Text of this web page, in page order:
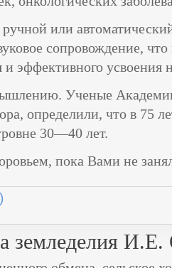
или
сопровождение,
эффективного усвоения
Ученые
определили, что в 75
30—40 лет.
пока Вами не
земледелия